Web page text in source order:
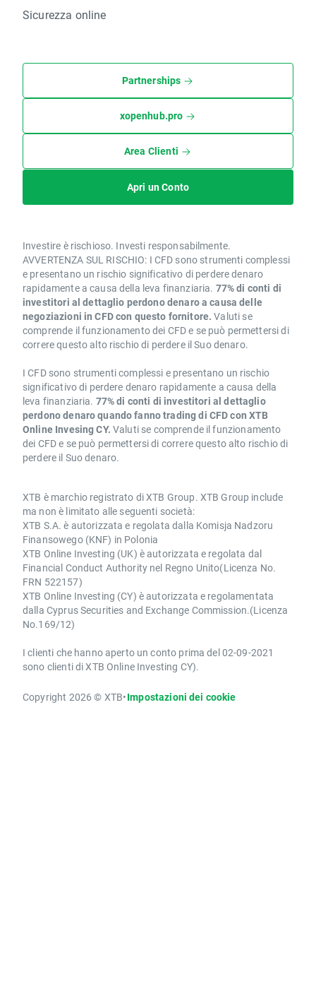
Sicurezza online
Partnerships
xopenhub.pro
Area Clienti
Apri un Conto
Investire è rischioso. Investi responsabilmente.
AVVERTENZA SUL RISCHIO: I CFD sono strumenti complessi
e presentano un rischio significativo di perdere denaro
rapidamente a causa della leva finanziaria. 77% di conti di
investitori al dettaglio perdono denaro a causa delle
negoziazioni in CFD con questo fornitore. Valuti se
comprende il funzionamento dei CFD e se può permettersi di
correre questo alto rischio di perdere il Suo denaro.
I CFD sono strumenti complessi e presentano un rischio
significativo di perdere denaro rapidamente a causa della
leva finanziaria. 77% di conti di investitori al dettaglio
perdono denaro quando fanno trading di CFD con XTB
Online Invesing CY. Valuti se comprende il funzionamento
dei CFD e se può permettersi di correre questo alto rischio di
perdere il Suo denaro.
XTB è marchio registrato di XTB Group. XTB Group include
ma non è limitato alle seguenti società:
XTB S.A. è autorizzata e regolata dalla Komisja Nadzoru
Finansowego (KNF) in Polonia
XTB Online Investing (UK) è autorizzata e regolata dal
Financial Conduct Authority nel Regno Unito(Licenza No.
FRN 522157)
XTB Online Investing (CY) è autorizzata e regolamentata
dalla Cyprus Securities and Exchange Commission.(Licenza
No.169/12)
I clienti che hanno aperto un conto prima del 02-09-2021
sono clienti di XTB Online Investing CY).
Copyright 2026 © XTB•Impostazioni dei cookie